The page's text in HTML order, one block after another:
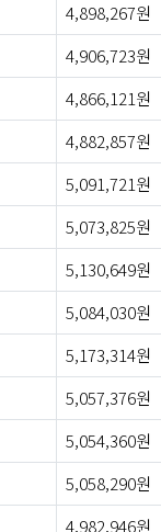
4,898,267원
4,906,723원
4,866,121원
4,882,857원
5,091,721원
5,073,825원
5,130,649원
5,084,030원
5,173,314원
5,057,376원
5,054,360원
5,058,290원
4,982,946원